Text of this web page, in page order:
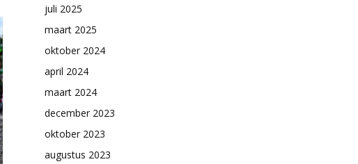
juli 2025
maart 2025
oktober 2024
april 2024
maart 2024
december 2023
oktober 2023
augustus 2023